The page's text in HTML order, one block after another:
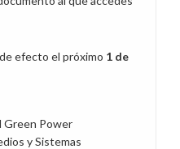
efecto el próximo 1 de
Green Power
y Sistemas